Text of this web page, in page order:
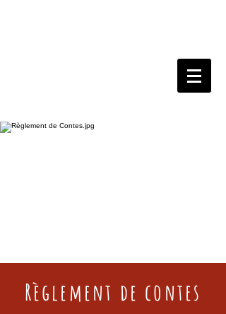
Règlement de contes